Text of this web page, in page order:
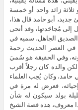
ثلاثة زائد واحد أو خمسة
أبو حامد قال هذا،
إلى مُجاحَدتها، وقد أنحى
الصديق الجاهل، سميه في
في العصر الحديث رحمة
وفي الحقيقة هو سُميَ
لكن والده كان رجلاً أقرب
حامد، وكان يُحِب العلماء
فعرض له مرة في
بولد سيكون له شأن
معروف، هذه قصة الشيخ